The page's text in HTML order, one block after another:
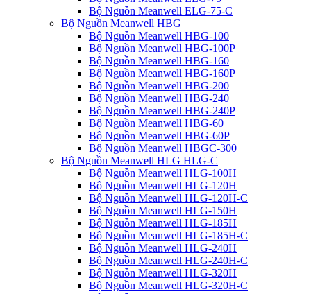
Bộ Nguồn Meanwell ELG-75-C
Bộ Nguồn Meanwell HBG
Bộ Nguồn Meanwell HBG-100
Bộ Nguồn Meanwell HBG-100P
Bộ Nguồn Meanwell HBG-160
Bộ Nguồn Meanwell HBG-160P
Bộ Nguồn Meanwell HBG-200
Bộ Nguồn Meanwell HBG-240
Bộ Nguồn Meanwell HBG-240P
Bộ Nguồn Meanwell HBG-60
Bộ Nguồn Meanwell HBG-60P
Bộ Nguồn Meanwell HBGC-300
Bộ Nguồn Meanwell HLG HLG-C
Bộ Nguồn Meanwell HLG-100H
Bộ Nguồn Meanwell HLG-120H
Bộ Nguồn Meanwell HLG-120H-C
Bộ Nguồn Meanwell HLG-150H
Bộ Nguồn Meanwell HLG-185H
Bộ Nguồn Meanwell HLG-185H-C
Bộ Nguồn Meanwell HLG-240H
Bộ Nguồn Meanwell HLG-240H-C
Bộ Nguồn Meanwell HLG-320H
Bộ Nguồn Meanwell HLG-320H-C